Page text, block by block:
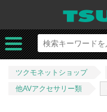
ツクモネットショップ
他AVアクセサリー類